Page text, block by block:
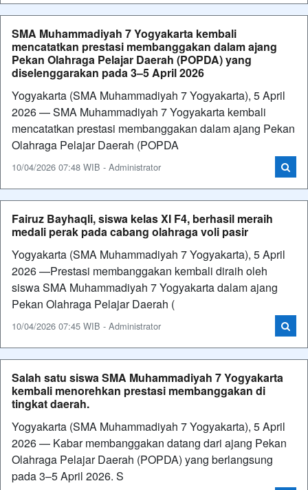
SMA Muhammadiyah 7 Yogyakarta kembali
mencatatkan prestasi membanggakan dalam ajang
Pekan Olahraga Pelajar Daerah (POPDA) yang
diselenggarakan pada 3–5 April 2026
Yogyakarta (SMA Muhammadiyah 7 Yogyakarta), 5 April
2026 — SMA Muhammadiyah 7 Yogyakarta kembali
mencatatkan prestasi membanggakan dalam ajang Pekan
Olahraga Pelajar Daerah (POPDA
10/04/2026 07:48 WIB - Administrator
Fairuz Bayhaqli, siswa kelas XI F4, berhasil meraih
medali perak pada cabang olahraga voli pasir
Yogyakarta (SMA Muhammadiyah 7 Yogyakarta), 5 April
2026 —Prestasi membanggakan kembali diraih oleh
siswa SMA Muhammadiyah 7 Yogyakarta dalam ajang
Pekan Olahraga Pelajar Daerah (
10/04/2026 07:45 WIB - Administrator
Salah satu siswa SMA Muhammadiyah 7 Yogyakarta
kembali menorehkan prestasi membanggakan di
tingkat daerah.
Yogyakarta (SMA Muhammadiyah 7 Yogyakarta), 5 April
2026 — Kabar membanggakan datang dari ajang Pekan
Olahraga Pelajar Daerah (POPDA) yang berlangsung
pada 3–5 April 2026. S